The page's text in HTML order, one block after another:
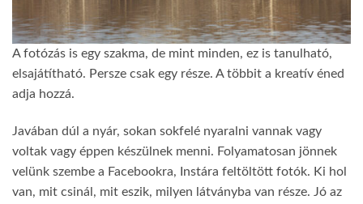
A fotózás is egy szakma, de mint minden, ez is tanulható,
elsajátítható. Persze csak egy része. A többit a kreatív éned
adja hozzá.
Javában dúl a nyár, sokan sokfelé nyaralni vannak vagy
voltak vagy éppen készülnek menni. Folyamatosan jönnek
velünk szembe a Facebookra, Instára feltöltött fotók. Ki hol
van, mit csinál, mit eszik, milyen látványba van része. Jó az